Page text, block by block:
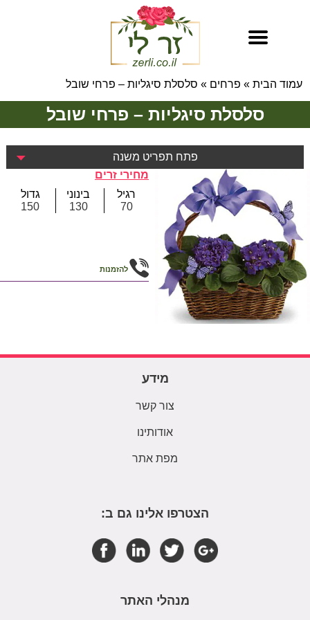
עמוד הבית » פרחים » סלסלת סיגליות – פרחי שובל
סלסלת סיגליות – פרחי שובל
פתח תפריט משנה
מחירי זרים
רגיל
70
בינוני
130
גדול
150
להזמנות
מידע
צור קשר
אודותינו
מפת אתר
הצטרפו אלינו גם ב:
מנהלי האתר